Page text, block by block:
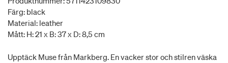
Färg: black
Material: leather
Mått: H: 21 x B: 37 x D: 8,5 cm
Upptäck Muse från Markberg. En vacker stor och stilren väska